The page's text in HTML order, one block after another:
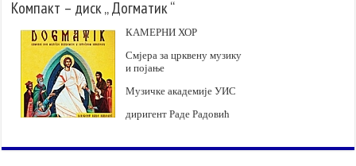
Компакт – диск „ Догматик “
КАМЕРНИ ХОР
Смјера за црквену музику
и појање
Музичке академије УИС
диригент Раде Радовић